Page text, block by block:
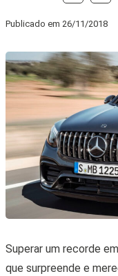
Publicado em 26/11/2018
Superar um recorde
que surpreende e